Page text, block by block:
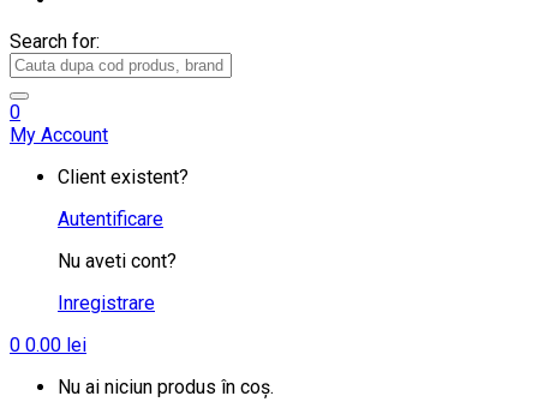
Search for:
0
My Account
Client existent?
Autentificare
Nu aveti cont?
Inregistrare
0 0.00 lei
Nu ai niciun produs în coș.